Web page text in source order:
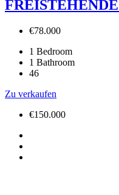
€78.000
1 Bedroom
1 Bathroom
46
Zu verkaufen
€150.000